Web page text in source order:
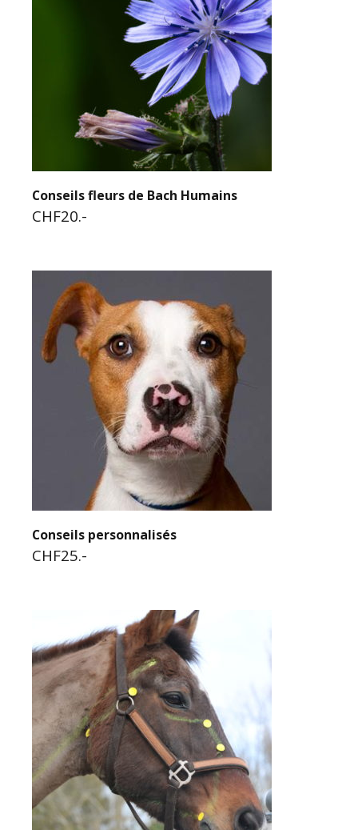
Conseils fleurs de Bach Humains
CHF20.-
Conseils personnalisés
CHF25.-